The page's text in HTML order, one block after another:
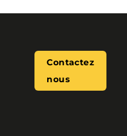
Contactez
nous